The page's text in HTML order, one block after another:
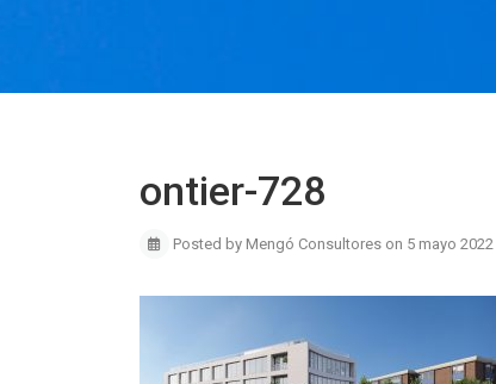
ontier-728
Posted by Mengó Consultores on 5 mayo 2022